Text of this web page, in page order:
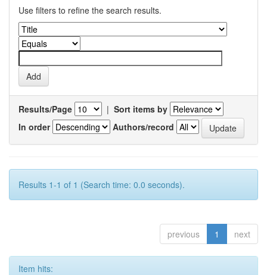
Use filters to refine the search results.
Results/Page | Sort items by
In order
Authors/record
Results 1-1 of 1 (Search time: 0.0 seconds).
previous 1 next
Item hits: